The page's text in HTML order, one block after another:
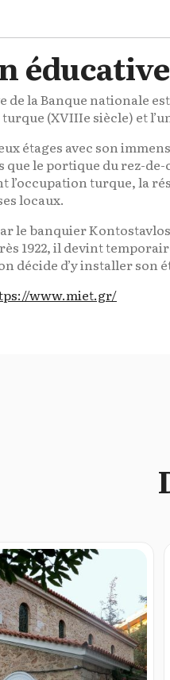
de la Banque nationale
(XVIIIe siècle) et
étages avec son
le portique du rez-
l’occupation turque, la
locaux.
le banquier
1922, il devint
décide d’y installer son
www.miet.gr/